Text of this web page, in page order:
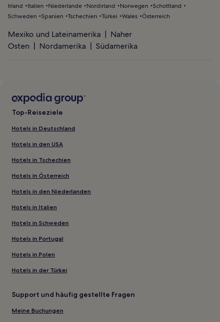
Irland
Italien Niederlande Nordirland Norwegen
Schottland
Schweden
Spanien Tschechien Türkei Wales Österreich
Mexiko und Lateinamerika
Naher
Osten
Nordamerika Südamerika
Top-Reiseziele
Hotels in Deutschland
Hotels in den USA
Hotels in Tschechien
Hotels in Österreich
Hotels in den Niederlanden
Hotels in Italien
Hotels in Schweden
Hotels in Portugal
Hotels in Polen
Hotels in der Türkei
Support und häufig gestellte Fragen
Meine Buchungen